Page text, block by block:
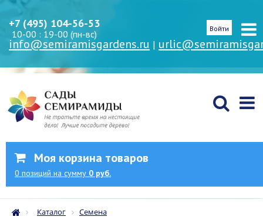
+7 (495) 104-56-53
10-00 : 19-00 (пн-вс)
info@semiramisgardens.ru |
Войти
Моя корзина товаров
0 позиций на сумму 0 руб.
Каталог
Семена